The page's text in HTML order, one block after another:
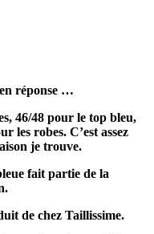
réponse …
46/48 pour le top bleu,
les robes. C’est assez
je trouve.
fait partie de la
de chez Taillissime.